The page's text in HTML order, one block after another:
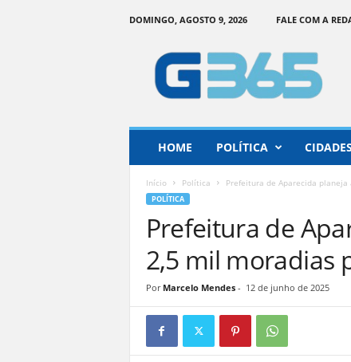
DOMINGO, AGOSTO 9, 2026 FALE COM A
ç
o
HOME POLÍTICA CIDADES
Início Política Prefeitura de Aparecida
POLÍTICA
Prefeitura de
2,5 mil moradias
Por Marcelo Mendes- 12 de junho de 2025